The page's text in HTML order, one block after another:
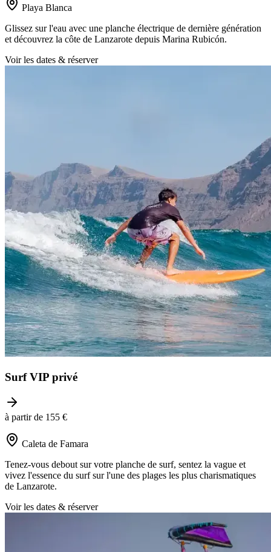
Playa Blanca
Glissez sur l'eau avec une planche électrique de dernière génération
et découvrez la côte de Lanzarote depuis Marina Rubicón.
Voir les dates & réserver
Surf VIP privé
à partir de 155 €
Caleta de Famara
Tenez-vous debout sur votre planche de surf, sentez la vague et
vivez l'essence du surf sur l'une des plages les plus charismatiques
de Lanzarote.
Voir les dates & réserver